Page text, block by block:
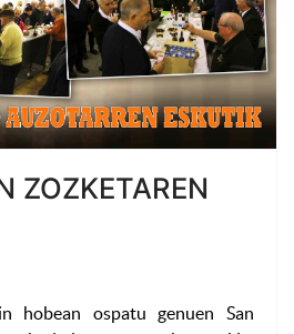
ZOZKETAREN
hobean ospatu genuen San